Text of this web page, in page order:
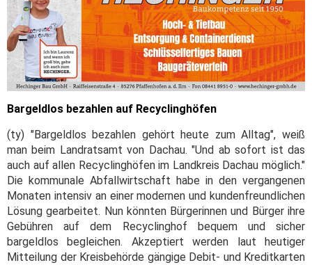
Bargeldlos bezahlen auf Recyclinghöfen
(ty) "Bargeldlos bezahlen gehört heute zum Alltag", weiß
man beim Landratsamt von Dachau. "Und ab sofort ist das
auch auf allen Recyclinghöfen im Landkreis Dachau möglich."
Die kommunale Abfallwirtschaft habe in den vergangenen
Monaten intensiv an einer modernen und kundenfreundlichen
Lösung gearbeitet. Nun könnten Bürgerinnen und Bürger ihre
Gebühren auf dem Recyclinghof bequem und sicher
bargeldlos begleichen. Akzeptiert werden laut heutiger
Mitteilung der Kreisbehörde gängige Debit- und Kreditkarten